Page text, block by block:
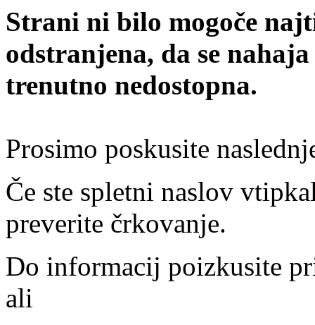
Strani ni bilo mogoče
odstranjena, da se
trenutno nedostopna.
Prosimo poskusite
Če ste spletni naslov
preverite črkovanje.
Do informacij poizkusite
ali